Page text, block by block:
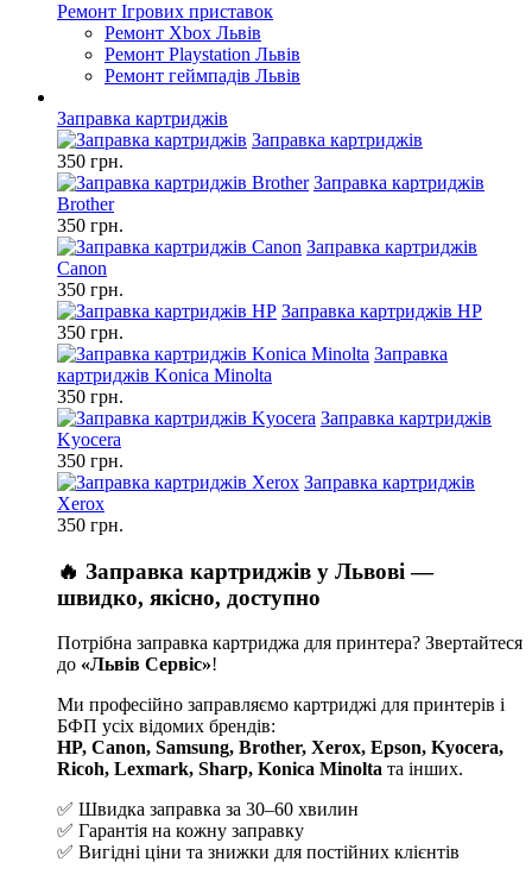
Ремонт Ігрових приставок
Ремонт Xbox Львів
Ремонт Playstation Львів
Ремонт геймпадів Львів
Заправка картриджів
Заправка картриджів
350 грн.
Заправка картриджів
Brother
350 грн.
Заправка картриджів
Canon
350 грн.
Заправка картриджів HP
350 грн.
Заправка
картриджів Konica Minolta
350 грн.
Заправка картриджів
Kyocera
350 грн.
Заправка картриджів
Xerox
350 грн.
🔥 Заправка картриджів у Львові —
швидко, якісно, доступно
Потрібна заправка картриджа для принтера? Звертайтеся
до «Львів Сервіс»!
Ми професійно заправляємо картриджі для принтерів і
БФП усіх відомих брендів:
HP, Canon, Samsung, Brother, Xerox, Epson, Kyocera,
Ricoh, Lexmark, Sharp, Konica Minolta та інших.
✅ Швидка заправка за 30–60 хвилин
✅ Гарантія на кожну заправку
✅ Вигідні ціни та знижки для постійних клієнтів